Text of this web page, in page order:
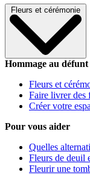
Fleurs et cérémonie
Hommage au défunt
Fleurs et
Faire livrer des
Créer votre
Pour vous aider
Quelles
Fleurs de deuil
Fleurir une